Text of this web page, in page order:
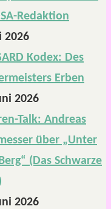
Redaktion
2026
Kodex: Des
Erben
2026
Talk: Andreas
über „Unter
(Das Schwarze
2026